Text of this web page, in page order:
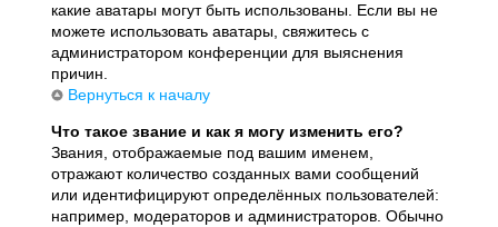
какие аватары могут быть использованы. Если вы не
можете использовать аватары, свяжитесь с
администратором конференции для выяснения
причин.
Вернуться к началу
Что такое звание и как я могу изменить его?
Звания, отображаемые под вашим именем,
отражают количество созданных вами сообщений
или идентифицируют определённых пользователей:
например, модераторов и администраторов. Обычно